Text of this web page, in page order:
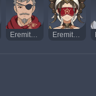
Eremita Espadachín Eremita Ablucionadora